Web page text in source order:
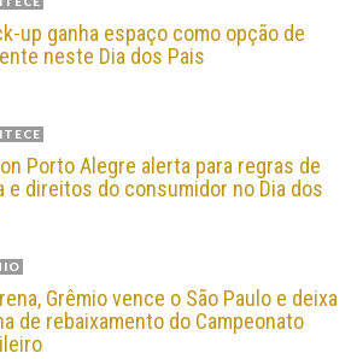
up ganha espaço como opção de
neste Dia dos Pais
Porto Alegre alerta para regras de
e direitos do consumidor no Dia dos
Grêmio vence o São Paulo e deixa
de rebaixamento do Campeonato